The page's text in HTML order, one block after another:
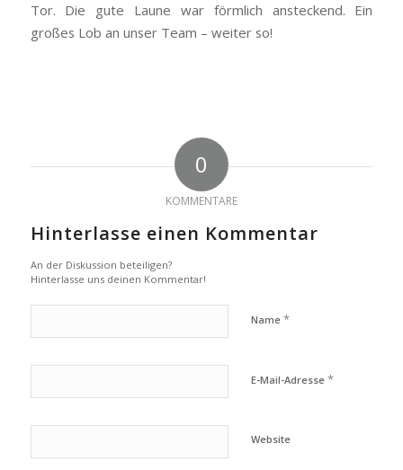
Tor. Die gute Laune war förmlich ansteckend. Ein
großes Lob an unser Team – weiter so!
0
KOMMENTARE
Hinterlasse einen Kommentar
An der Diskussion beteiligen?
Hinterlasse uns deinen Kommentar!
Name *
E-Mail-Adresse *
Website